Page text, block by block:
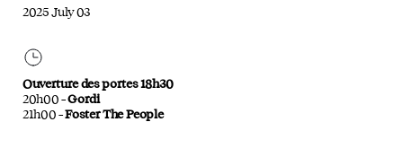
2025 July 03
Ouverture des portes 18h30
20h00 –Gordi
21h00 –Foster The People